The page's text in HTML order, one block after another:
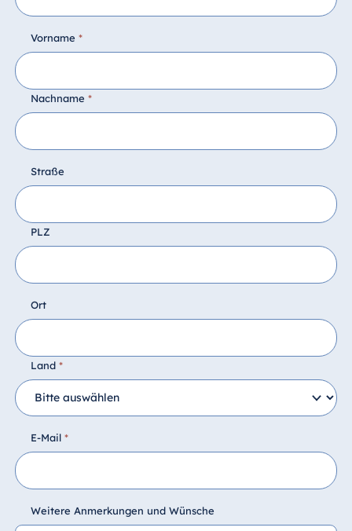
Vorname *
Nachname *
Straße
PLZ
Ort
Land *
E-Mail *
Weitere Anmerkungen und Wünsche